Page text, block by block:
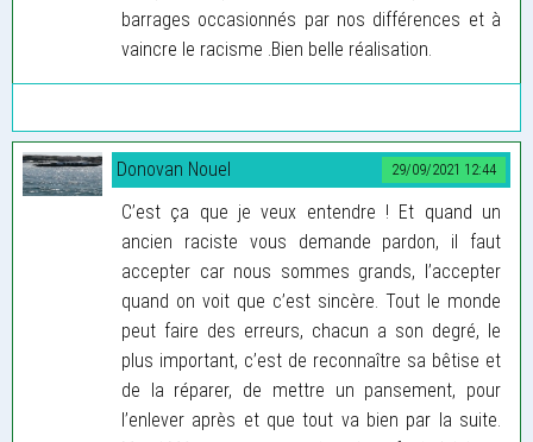
barrages occasionnés par nos différences et à
vaincre le racisme .Bien belle réalisation.
29/09/2021 12:44
Donovan Nouel
C’est ça que je veux entendre ! Et quand un
ancien raciste vous demande pardon, il faut
accepter car nous sommes grands, l’accepter
quand on voit que c’est sincère. Tout le monde
peut faire des erreurs, chacun a son degré, le
plus important, c’est de reconnaître sa bêtise et
de la réparer, de mettre un pansement, pour
l’enlever après et que tout va bien par la suite.